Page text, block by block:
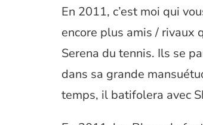
En 2011, c’est moi qui
encore plus amis / rivaux
Serena du tennis. Ils se
dans sa grande
temps, il batifolera avec